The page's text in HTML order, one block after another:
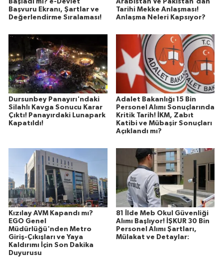
Başladı mı? e-Devlet
Başvuru Ekranı, Şartlar ve
Değerlendirme Sıralaması!
Arabistan Ve Pakistan'dan
Tarihi Mekke Anlaşması!
Anlaşma Neleri Kapsıyor?
Dursunbey Panayırı'ndaki
Silahlı Kavga Sonucu Karar
Çıktı! Panayırdaki Lunapark
Kapatıldı!
Adalet Bakanlığı 15 Bin
Personel Alımı Sonuçlarında
Kritik Tarih! İKM, Zabıt
Katibi ve Mübaşir Sonuçları
Açıklandı mı?
Kızılay AVM Kapandı mı?
EGO Genel
Müdürlüğü'nden Metro
Giriş-Çıkışları ve Yaya
Kaldırımı İçin Son Dakika
Duyurusu
81 İlde Meb Okul Güvenliği
Alımı Başlıyor! İŞKUR 30 Bin
Personel Alımı Şartları,
Mülakat ve Detaylar: